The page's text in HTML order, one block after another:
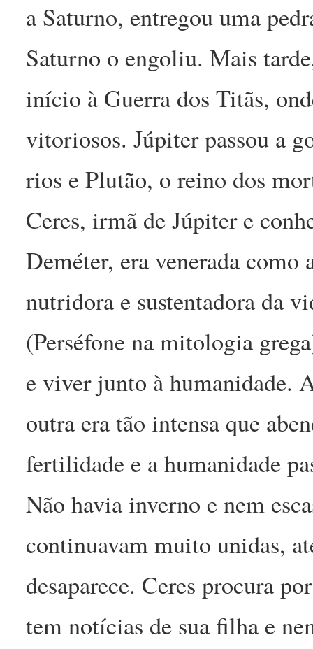
a Saturno, entregou uma
Saturno o engoliu. Mais
início à Guerra dos Titãs,
vitoriosos. Júpiter passou a
rios e Plutão, o reino dos
Ceres, irmã de Júpiter e
Deméter, era venerada
nutridora e sustentadora da
(Perséfone na mitologia
e viver junto à humanidade.
outra era tão intensa que
fertilidade e a humanidade
Não havia inverno e nem
continuavam muito unidas,
desaparece. Ceres procura
tem notícias de sua filha e